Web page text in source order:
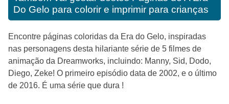
Do Gelo para colorir e imprimir para crianças
Encontre páginas coloridas da Era do Gelo, inspiradas
nas personagens desta hilariante série de 5 filmes de
animação da Dreamworks, incluindo: Manny, Sid, Dodo,
Diego, Zeke! O primeiro episódio data de 2002, e o último
de 2016. É uma série que dura !